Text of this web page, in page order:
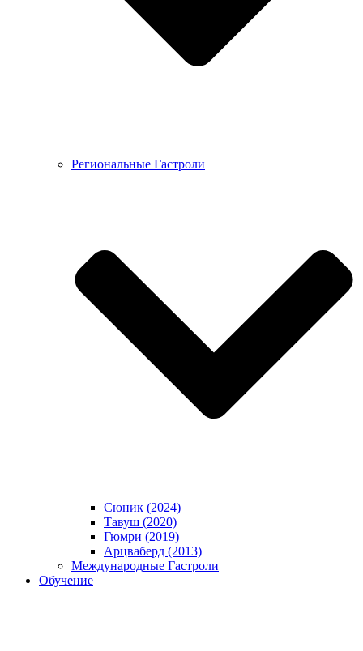
Региональные Гастроли
Сюник (2024)
Тавуш (2020)
Гюмри (2019)
Арцваберд (2013)
Международные Гастроли
Обучение